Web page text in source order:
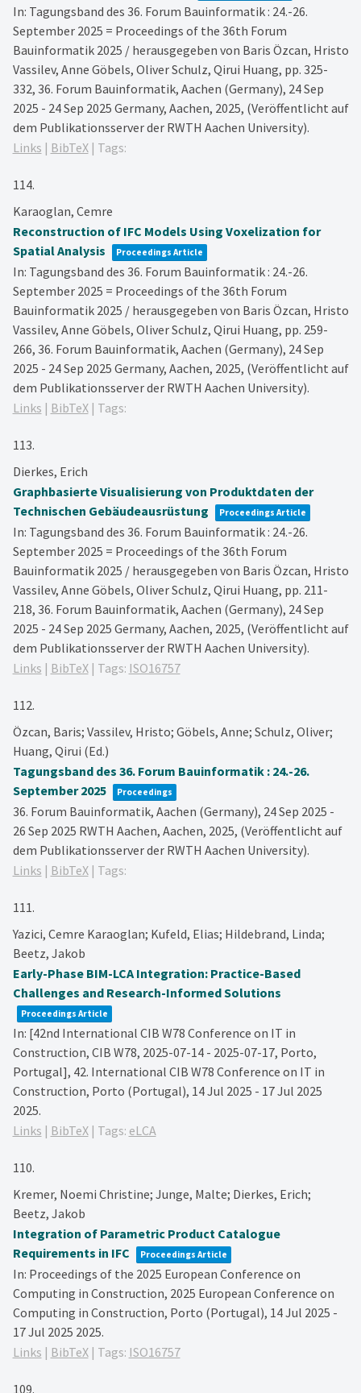
In: Tagungsband des 36. Forum Bauinformatik : 24.-26.
September 2025 = Proceedings of the 36th Forum
Bauinformatik 2025 / herausgegeben von Baris Özcan, Hristo
Vassilev, Anne Göbels, Oliver Schulz, Qirui Huang, pp. 325-
332, 36. Forum Bauinformatik, Aachen (Germany), 24 Sep
2025 - 24 Sep 2025 Germany, Aachen, 2025, (Veröffentlicht auf
dem Publikationsserver der RWTH Aachen University).
Links | BibTeX| Tags:
114.
Karaoglan, Cemre
Reconstruction of IFC Models Using Voxelization for
Spatial Analysis
Proceedings Article
In: Tagungsband des 36. Forum Bauinformatik : 24.-26.
September 2025 = Proceedings of the 36th Forum
Bauinformatik 2025 / herausgegeben von Baris Özcan, Hristo
Vassilev, Anne Göbels, Oliver Schulz, Qirui Huang, pp. 259-
266, 36. Forum Bauinformatik, Aachen (Germany), 24 Sep
2025 - 24 Sep 2025 Germany, Aachen, 2025, (Veröffentlicht auf
dem Publikationsserver der RWTH Aachen University).
Links | BibTeX| Tags:
113.
Dierkes, Erich
Graphbasierte Visualisierung von Produktdaten der
Technischen Gebäudeausrüstung
Proceedings Article
In: Tagungsband des 36. Forum Bauinformatik : 24.-26.
September 2025 = Proceedings of the 36th Forum
Bauinformatik 2025 / herausgegeben von Baris Özcan, Hristo
Vassilev, Anne Göbels, Oliver Schulz, Qirui Huang, pp. 211-
218, 36. Forum Bauinformatik, Aachen (Germany), 24 Sep
2025 - 24 Sep 2025 Germany, Aachen, 2025, (Veröffentlicht auf
dem Publikationsserver der RWTH Aachen University).
Links | BibTeX| Tags: ISO16757
112.
Özcan, Baris; Vassilev, Hristo; Göbels, Anne; Schulz, Oliver;
Huang, Qirui (Ed.)
Tagungsband des 36. Forum Bauinformatik : 24.-26.
September 2025
Proceedings
36. Forum Bauinformatik, Aachen (Germany), 24 Sep 2025 -
26 Sep 2025 RWTH Aachen, Aachen, 2025, (Veröffentlicht auf
dem Publikationsserver der RWTH Aachen University).
Links | BibTeX| Tags:
111.
Yazici, Cemre Karaoglan; Kufeld, Elias; Hildebrand, Linda;
Beetz, Jakob
Early-Phase BIM-LCA Integration: Practice-Based
Challenges and Research-Informed Solutions
Proceedings Article
In: [42nd International CIB W78 Conference on IT in
Construction, CIB W78, 2025-07-14 - 2025-07-17, Porto,
Portugal], 42. International CIB W78 Conference on IT in
Construction, Porto (Portugal), 14 Jul 2025 - 17 Jul 2025
2025.
Links | BibTeX| Tags: eLCA
110.
Kremer, Noemi Christine; Junge, Malte; Dierkes, Erich;
Beetz, Jakob
Integration of Parametric Product Catalogue
Requirements in IFC
Proceedings Article
In: Proceedings of the 2025 European Conference on
Computing in Construction, 2025 European Conference on
Computing in Construction, Porto (Portugal), 14 Jul 2025 -
17 Jul 2025 2025.
Links | BibTeX| Tags: ISO16757
109.